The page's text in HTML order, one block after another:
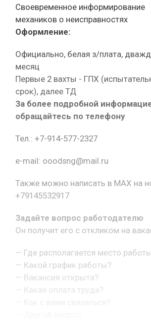
Своевременное информирование
механиков о неисправностях
Оформление:
Официально, белая з/плата,
месяц
Первые 2 вахты - ГПХ
срок), далее ТД
За более подробной
обращайтесь по телефону
Тел.: +7-914-577-2327
e-mail: ooodsng@mail.ru
Также можно написать в MAX на
+79145532917
Задайте вопрос работодателю
Он получит его с откликом на
— Где располагается место
— Какой график работы?
— Вакансия открыта?
— Какая оплата труда?